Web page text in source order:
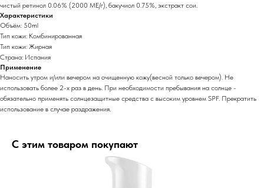
чистый ретинол 0.06% (2000 МЕ/г), бакучиол 0.75%, экстракт сои.
Характеристики
Объём: 50ml
Тип кожи: Комбинированная
Тип кожи: Жирная
Страна: Испания
Применение
Наносить утром и/или вечером на очищенную кожу(весной только вечером). Не
использовать более 2-х раз в день. При необходимости пребывания на солнце -
обязательно применять солнцезащитные средства с высоким уровнем SPF. Прекратить
использование в случае раздражения.
С этим товаром покупают